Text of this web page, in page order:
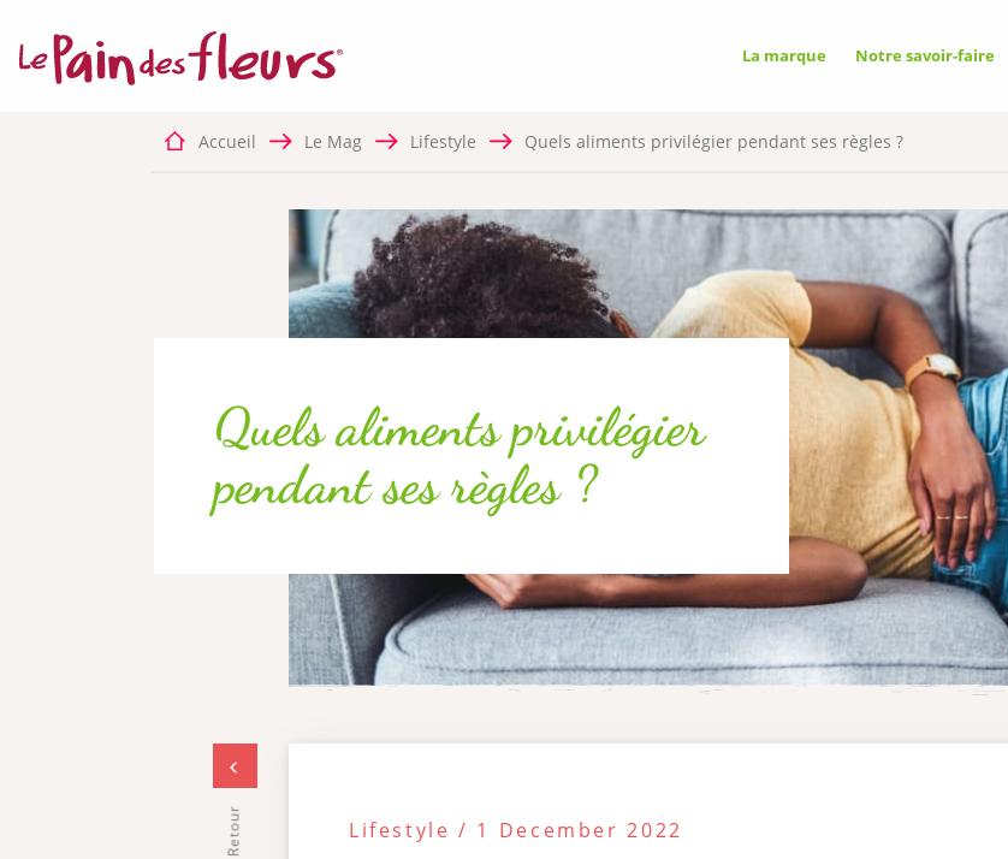
La marque Notre savoir-faire
Accueil Le Mag Lifestyle Quels aliments privilégier pendant ses règles ?
Quels aliments privilégier
pendant ses règles ?
Retour Lifestyle / 1 December 2022
✛ ADVERTISING NETWORKS
Facebook Pixel
This service may store 8 cookies.